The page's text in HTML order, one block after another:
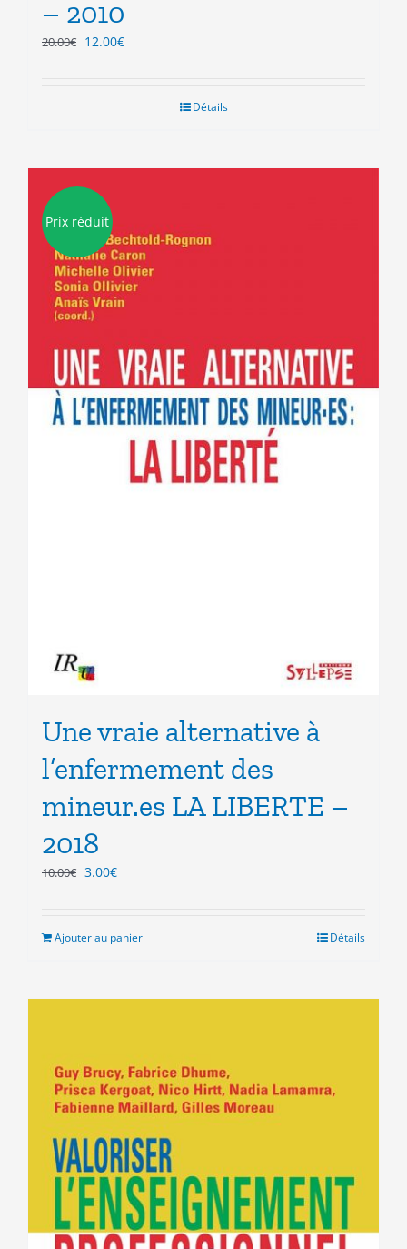
– 2010
20.00€ Le
12.00€Le
Détails
Prix réduit
Une vraie alternative à
l’enfermement des
mineur.es LA LIBERTE –
2018
10.00€ Le
3.00€Le
est :
Ajouter au panier Détails